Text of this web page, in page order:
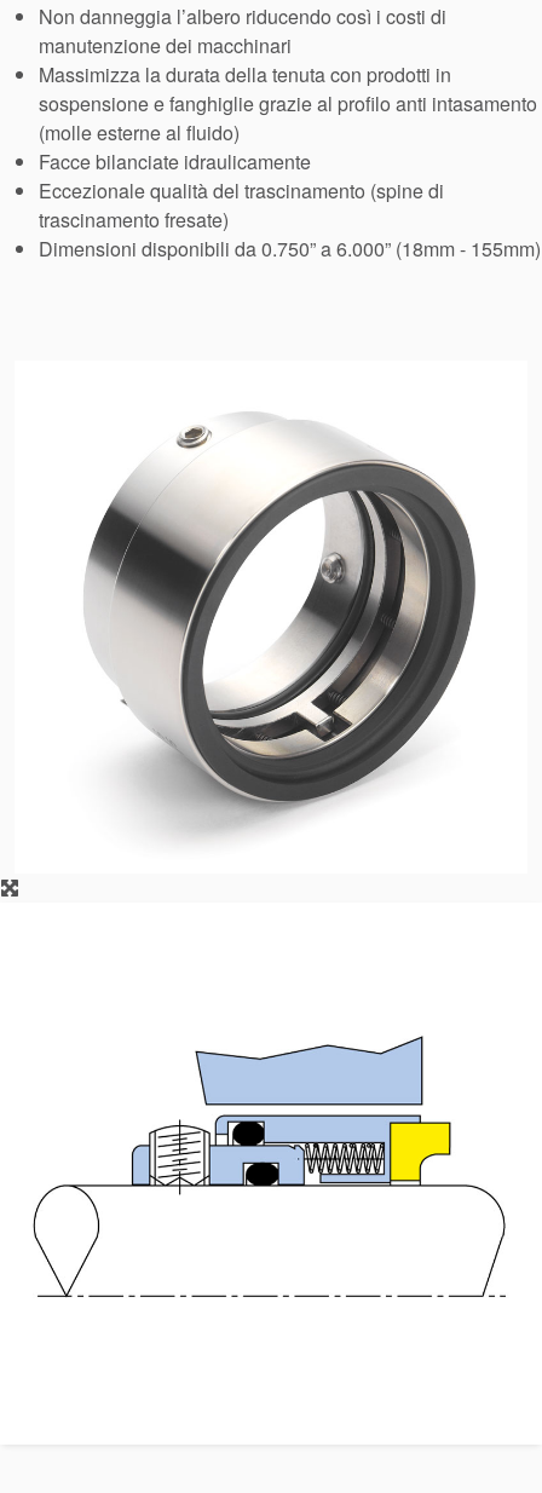
Sistema di
supporto per
guarnizioni
Sostenibilità
Non danneggia l’albero riducendo così i costi di
manutenzione dei macchinari
Massimizza la durata della tenuta con prodotti in
sospensione e fanghiglie grazie al profilo anti intasamento
(molle esterne al fluido)
Facce bilanciate idraulicamente
Eccezionale qualità del trascinamento (spine di
trascinamento fresate)
Dimensioni disponibili da 0.750” a 6.000” (18mm - 155mm)